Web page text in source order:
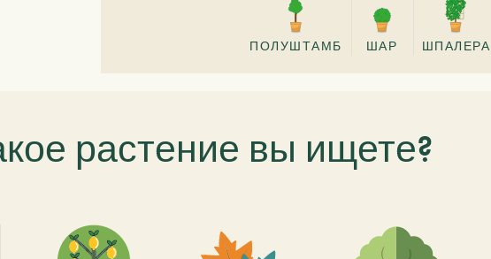
ПОЛУШТАМБ ШАР ШПАЛЕРА
растение вы ищете?